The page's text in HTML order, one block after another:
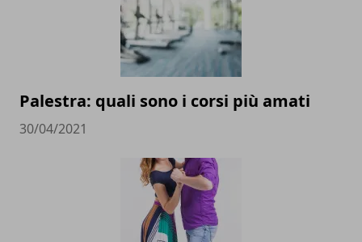
Palestra: quali sono i corsi più amati
30/04/2021